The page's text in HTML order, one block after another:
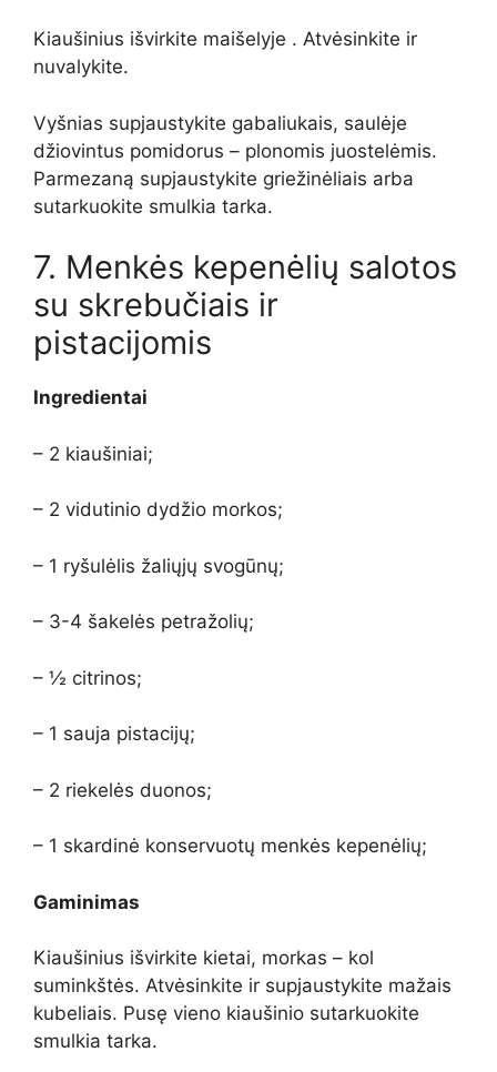
Kiaušinius išvirkite maišelyje . Atvėsinkite ir
nuvalykite.
Vyšnias supjaustykite gabaliukais, saulėje
džiovintus pomidorus – plonomis juostelėmis.
Parmezaną supjaustykite griežinėliais arba
sutarkuokite smulkia tarka.
7. Menkės kepenėlių salotos
su skrebučiais ir
pistacijomis
Ingredientai
– 2 kiaušiniai;
– 2 vidutinio dydžio morkos;
– 1 ryšulėlis žaliųjų svogūnų;
– 3-4 šakelės petražolių;
– ½ citrinos;
– 1 sauja pistacijų;
– 2 riekelės duonos;
– 1 skardinė konservuotų menkės kepenėlių;
Gaminimas
Kiaušinius išvirkite kietai, morkas – kol
suminkštės. Atvėsinkite ir supjaustykite mažais
kubeliais. Pusę vieno kiaušinio sutarkuokite
smulkia tarka.